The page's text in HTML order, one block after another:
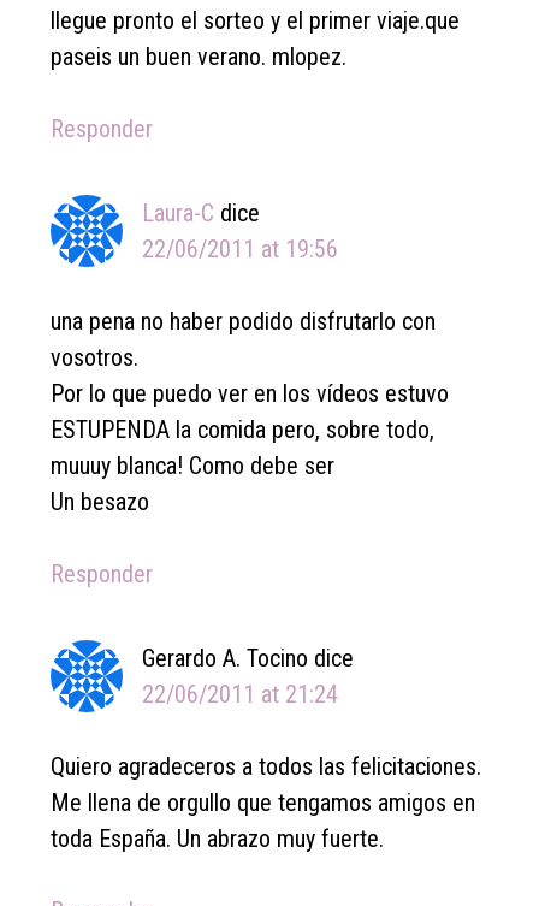
llegue pronto el sorteo y el primer viaje.que
paseis un buen verano. mlopez.
Responder
Laura-C dice
22/06/2011 at 19:56
una pena no haber podido disfrutarlo con
vosotros.
Por lo que puedo ver en los vídeos estuvo
ESTUPENDA la comida pero, sobre todo,
muuuy blanca! Como debe ser
Un besazo
Responder
Gerardo A. Tocino dice
22/06/2011 at 21:24
Quiero agradeceros a todos las felicitaciones.
Me llena de orgullo que tengamos amigos en
toda España. Un abrazo muy fuerte.